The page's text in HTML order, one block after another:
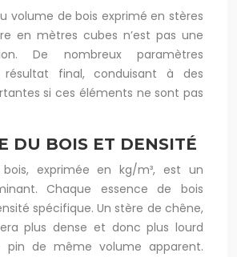
volume de bois exprimé en stères
en mètres cubes n’est pas une
De nombreux paramètres
final, conduisant à des
si ces éléments ne sont pas
DU BOIS ET DENSITÉ
exprimée en kg/m³, est un
Chaque essence de bois
spécifique. Un stère de chêne,
plus dense et donc plus lourd
pin de même volume apparent.